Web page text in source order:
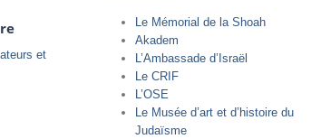
et
Le Mémorial de la Shoah
Akadem
L’Ambassade d’Israël
Le CRIF
L’OSE
Le Musée d’art et d’histoire du
Judaïsme